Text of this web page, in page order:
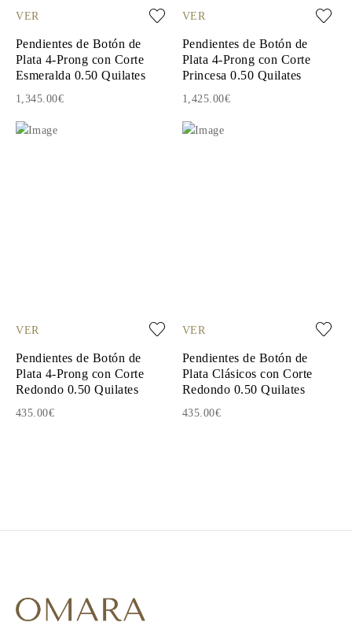
VER
Pendientes de Botón de
Plata 4-Prong con Corte
Esmeralda 0.50 Quilates
1,345.00€
VER
Pendientes de Botón de
Plata 4-Prong con Corte
Princesa 0.50 Quilates
1,425.00€
VER
Pendientes de Botón de
Plata 4-Prong con Corte
Redondo 0.50 Quilates
435.00€
VER
Pendientes de Botón de
Plata Clásicos con Corte
Redondo 0.50 Quilates
435.00€
7
8